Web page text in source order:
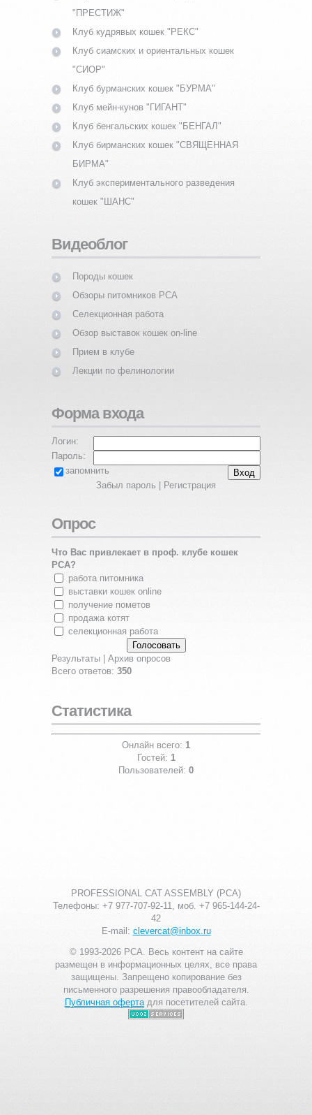
"ПРЕСТИЖ"
Клуб кудрявых кошек "РЕКС"
Клуб сиамских и ориентальных кошек
"СИОР"
Клуб бурманских кошек "БУРМА"
Клуб мейн-кунов "ГИГАНТ"
Клуб бенгальских кошек "БЕНГАЛ"
Клуб бирманских кошек "СВЯЩЕННАЯ
БИРМА"
Клуб экспериментального разведения
кошек "ШАНС"
Видеоблог
Породы кошек
Обзоры питомников PCA
Селекционная работа
Обзор выставок кошек on-line
Прием в клубе
Лекции по фелинологии
Форма входа
Логин:
Пароль:
запомнить
Забыл пароль | Регистрация
Опрос
Что Вас привлекает в проф. клубе кошек
PCA?
работа питомника
выставки кошек online
получение пометов
продажа котят
селекционная работа
Результаты
Архив опросов
Всего ответов: 350
Статистика
Онлайн всего: 1
Гостей: 1
Пользователей: 0
PROFESSIONAL CAT ASSEMBLY (PCA)
Телефоны: +7 977-707-92-11, моб. +7 965-144-24-
42
E-mail: clevercat@inbox.ru
© 1993-2026 PCA. Весь контент на сайте
размещен в информационных целях, все права
защищены. Запрещено копирование без
письменного разрешения правообладателя.
Публичная офертадля посетителей сайта.